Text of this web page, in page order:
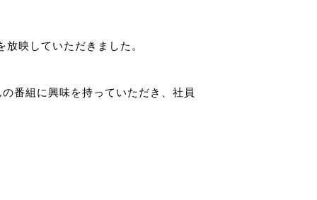
映していただきました。
番組に興味を持っていただき、社員